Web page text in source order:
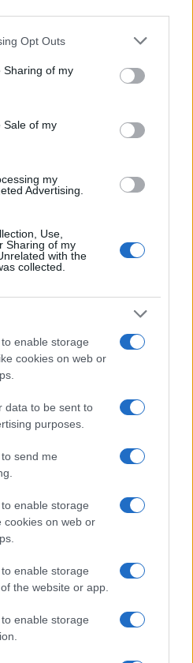
app uses one or more Google
behaviour. You may click to
and its third-party tags to
purposes in below Google
Opt Outs
Sharing of my
Sale of my
my
Advertising.
Use,
Sharing of my
with the
collected.
enable storage
cookies on web or
data to be sent to
purposes.
send me
enable storage
cookies on web or
enable storage
the website or app.
enable storage
reale del